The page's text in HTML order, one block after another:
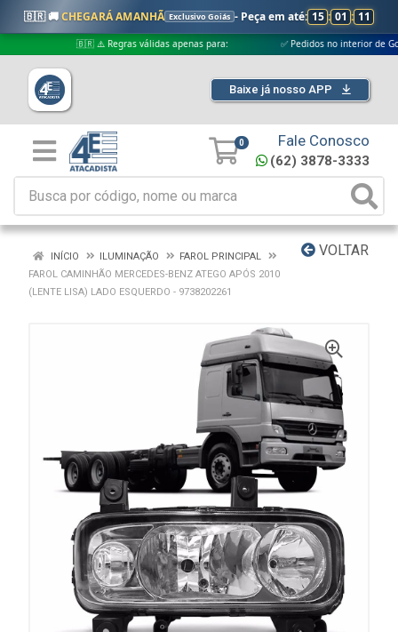
🇧🇷 🚚CHEGARÁ AMANHÃ Exclusivo Goiás - Peça em até: 15 : 01 : 11
🇧🇷 ⚠️ Regras válidas apenas para: ✅ Pedidos no interior de Goiás
Baixe já nosso APP
0 Fale Conosco
(62) 3878-3333
VOLTAR
INÍCIO ILUMINAÇÃO
FAROL PRINCIPAL
FAROL CAMINHÃO MERCEDES-BENZ ATEGO APÓS 2010
(LENTE LISA) LADO ESQUERDO - 9738202261